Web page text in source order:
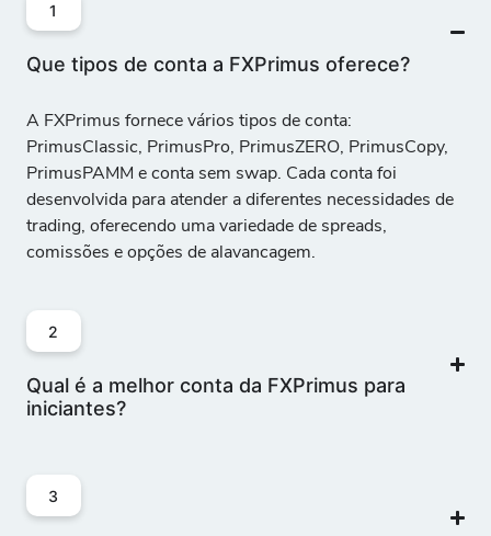
1
Que tipos de conta a FXPrimus oferece?
A FXPrimus fornece vários tipos de conta:
PrimusClassic, PrimusPro, PrimusZERO, PrimusCopy,
PrimusPAMM e conta sem swap. Cada conta foi
desenvolvida para atender a diferentes necessidades de
trading, oferecendo uma variedade de spreads,
comissões e opções de alavancagem.
2
Qual é a melhor conta da FXPrimus para
iniciantes?
3